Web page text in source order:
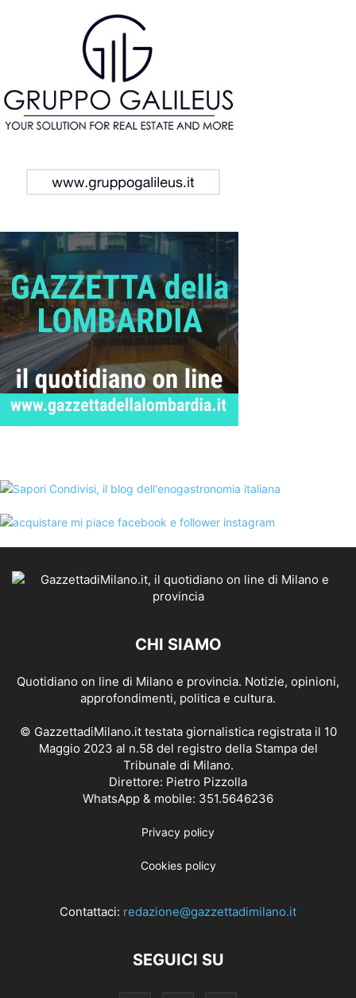
CHI SIAMO
Quotidiano on line di Milano e provincia. Notizie, opinioni,
approfondimenti, politica e cultura.
© GazzettadiMilano.it testata giornalistica registrata il 10
Maggio 2023 al n.58 del registro della Stampa del
Tribunale di Milano.
Direttore: Pietro Pizzolla
WhatsApp & mobile: 351.5646236
Privacy policy
Cookies policy
Contattaci: redazione@gazzettadimilano.it
SEGUICI SU